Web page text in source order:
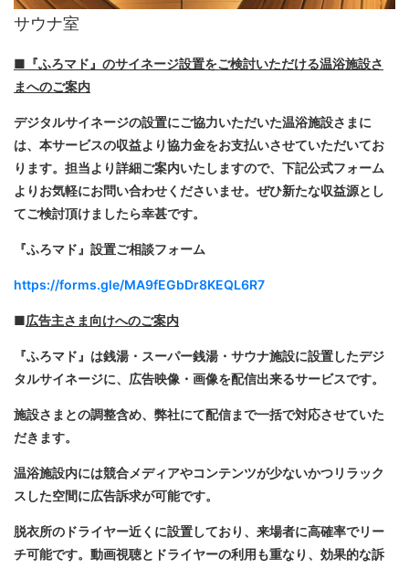
サウナ室
■『ふろマド』のサイネージ設置をご検討いただける温浴施設さ
まへのご案内
デジタルサイネージの設置にご協力いただいた温浴施設さまに
は、本サービスの収益より協力金をお支払いさせていただいてお
ります。担当より詳細ご案内いたしますので、下記公式フォーム
よりお気軽にお問い合わせくださいませ。ぜひ新たな収益源とし
てご検討頂けましたら幸甚です。
『ふろマド』設置ご相談フォーム
https://forms.gle/MA9fEGbDr8KEQL6R7
■広告主さま向けへのご案内
『ふろマド』は銭湯・スーパー銭湯・サウナ施設に設置したデジ
タルサイネージに、広告映像・画像を配信出来るサービスです。
施設さまとの調整含め、弊社にて配信まで一括で対応させていた
だきます。
温浴施設内には競合メディアやコンテンツが少ないかつリラック
スした空間に広告訴求が可能です。
脱衣所のドライヤー近くに設置しており、来場者に高確率でリー
チ可能です。動画視聴とドライヤーの利用も重なり、効果的な訴